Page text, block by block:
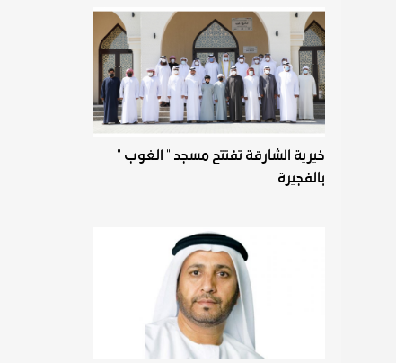
خيرية الشارقة تفتتح مسجد " الغوب "
بالفجيرة